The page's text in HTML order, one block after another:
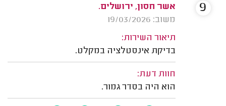
אשר חסון, ירושלים.
משוב: 19/03/2026
תיאור השירות:
בדיקת אינסטלציה במקלט.
חוות דעת:
הוא היה בסדר גמור.
9